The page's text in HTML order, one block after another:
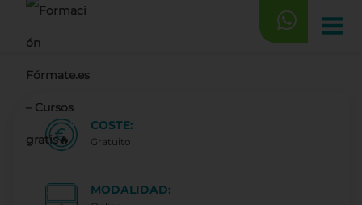
Saltar
contenido
COSTE:
Gratuito
MODALIDAD: